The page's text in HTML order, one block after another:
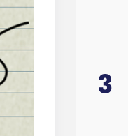
3